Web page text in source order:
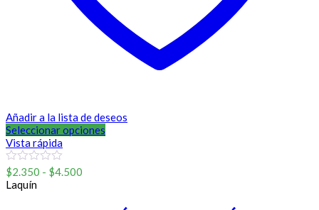
Añadir a la lista de deseos
Seleccionar opciones
Vista rápida
0
out
of
$2.350 - $4.500
Laquín